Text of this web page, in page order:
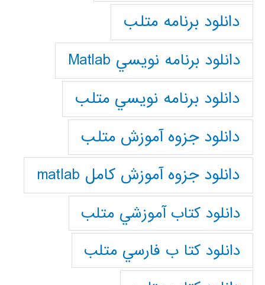
دانلود برنامه متلب
دانلود برنامه نويسي Matlab
دانلود برنامه نويسي متلب
دانلود جزوه آموزش متلب
دانلود جزوه آموزش کامل matlab
دانلود كتاب آموزشي متلب
دانلود كتا ب فارسي متلب